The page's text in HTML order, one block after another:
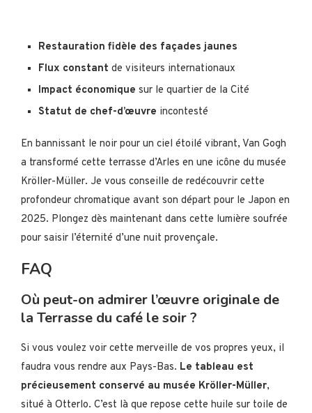
Restauration fidèle des façades jaunes
Flux constant de visiteurs internationaux
Impact économique sur le quartier de la Cité
Statut de chef-d’œuvre incontesté
En bannissant le noir pour un ciel étoilé vibrant, Van Gogh
a transformé cette terrasse d’Arles en une icône du musée
Kröller-Müller. Je vous conseille de redécouvrir cette
profondeur chromatique avant son départ pour le Japon en
2025. Plongez dès maintenant dans cette lumière soufrée
pour saisir l’éternité d’une nuit provençale.
FAQ
Où peut-on admirer l’œuvre originale de
la Terrasse du café le soir ?
Si vous voulez voir cette merveille de vos propres yeux, il
faudra vous rendre aux Pays-Bas. Le tableau est
précieusement conservé au musée Kröller-Müller,
situé à Otterlo. C’est là que repose cette huile sur toile de